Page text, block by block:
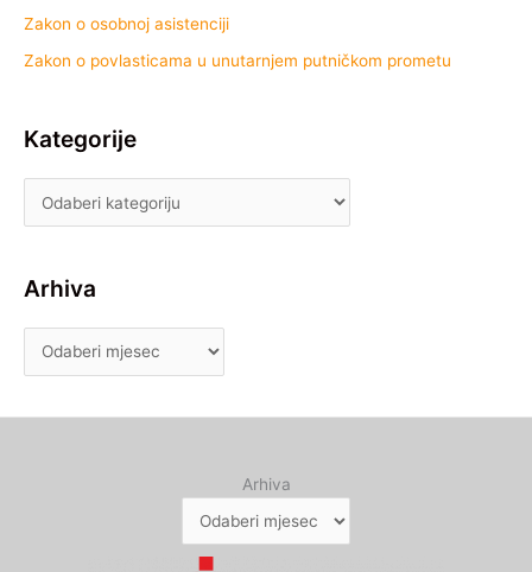
Zakon o osobnoj asistenciji
Zakon o povlasticama u unutarnjem putničkom prometu
Kategorije
Arhiva
Arhiva